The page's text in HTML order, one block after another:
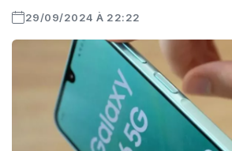
29/09/2024 À 22:22